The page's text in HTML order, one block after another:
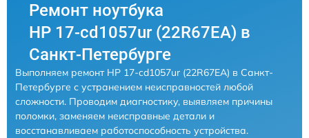
Ремонт ноутбука
HP 17-cd1057ur (22R67EA) в
Санкт-Петербурге
Выполняем ремонт HP 17-cd1057ur (22R67EA) в Санкт-
Петербурге с устранением неисправностей любой
сложности. Проводим диагностику, выявляем причины
поломки, заменяем неисправные детали и
восстанавливаем работоспособность устройства.